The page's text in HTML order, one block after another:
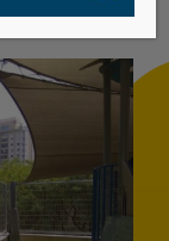
צפה
בתמונה